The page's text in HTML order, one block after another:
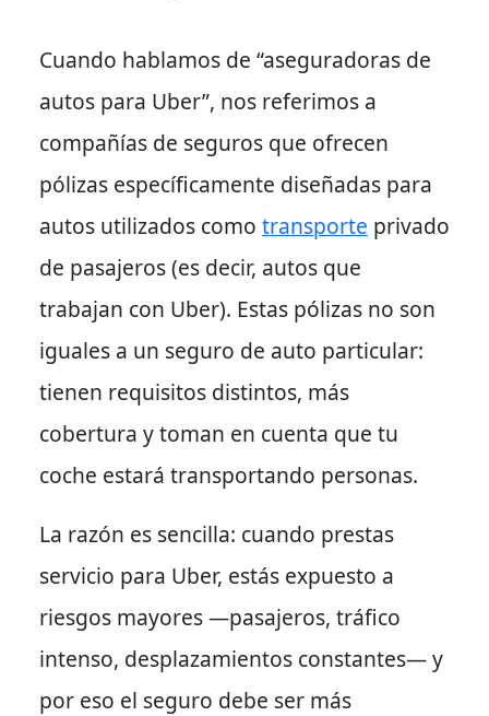
Cuando hablamos de “aseguradoras de
autos para Uber”, nos referimos a
compañías de seguros que ofrecen
pólizas específicamente diseñadas para
autos utilizados como transporte privado
de pasajeros (es decir, autos que
trabajan con Uber). Estas pólizas no son
iguales a un seguro de auto particular:
tienen requisitos distintos, más
cobertura y toman en cuenta que tu
coche estará transportando personas.
La razón es sencilla: cuando prestas
servicio para Uber, estás expuesto a
riesgos mayores —pasajeros, tráfico
intenso, desplazamientos constantes— y
por eso el seguro debe ser más